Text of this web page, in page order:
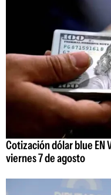
Cotización dólar blue EN
viernes 7 de agosto